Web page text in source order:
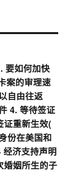
要如何加快
案的审理速
自由往返
4. 等待签证
证重新生效(
份在美国和
济支持声明
婚姻所生的子